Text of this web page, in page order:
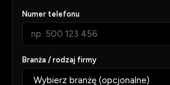
Numer telefonu
Branża / rodzaj firmy